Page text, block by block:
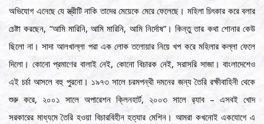
অভিযোগ এনেছে যে স্ত্রীটি নাকি তাদের মেয়েকে মেরে ফেলেছে। মহিলা চিৎকার করে বলার
চেষ্টা করছেন, “আমি মারিনি, আমি মারিনি, আমি নির্দোষ”। কিন্তু তার কথা শোনার কেউ
ছিলো না। সাদা আলখাল্লা পরা এক লোক তলোয়ার নিয়ে খপ করে মহিলার কল্লা ফেলে
দিলো। কোনো প্রমাণের বালাই নেই, কোনো বিচারক নেই, সরাসরি সাজা। বাংলাদেশেও
এই চর্চা আসলে বহু পুরনো। ১৯৭৩ সালে চরমপন্থী দমনের জন্য তৈরি রক্ষীবাহিনী থেকে
শুরু করে, ২০০১ সালে অপারেশন ক্লিনহার্ট, ২০০৩ সালে র‍্যাব – এসবই খোদ
সরকারের মাধ্যমে তৈরি হওয়া বিচারবিহীন হত্যার মেশিন। আমরা কখনোই একযোগে এ